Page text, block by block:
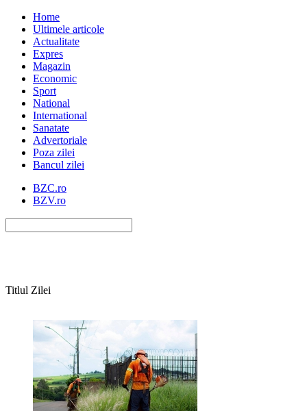
Home
Ultimele articole
Actualitate
Expres
Magazin
Economic
Sport
National
International
Sanatate
Advertoriale
Poza zilei
Bancul zilei
BZC.ro
BZV.ro
Titlul Zilei